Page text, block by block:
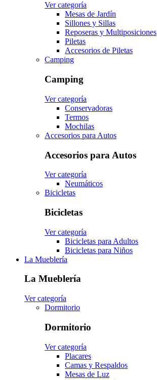
Ver categoría
Mesas de Jardín
Sillones y Sillas
Reposeras y Multiposiciones
Piletas
Accesorios de Piletas
Camping
Camping
Ver categoría
Conservadoras
Termos
Mochilas
Accesorios para Autos
Accesorios para Autos
Ver categoría
Neumáticos
Bicicletas
Bicicletas
Ver categoría
Bicicletas para Adultos
Bicicletas para Niños
La Mueblería
La Mueblería
Ver categoría
Dormitorio
Dormitorio
Ver categoría
Placares
Camas y Respaldos
Mesas de Luz